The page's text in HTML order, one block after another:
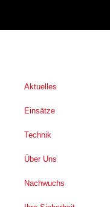
Aktuelles
Einsätze
Technik
Über Uns
Nachwuchs